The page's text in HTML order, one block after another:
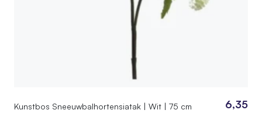
Kunstbos Sneeuwbalhortensiatak | Wit | 75 cm 6,35